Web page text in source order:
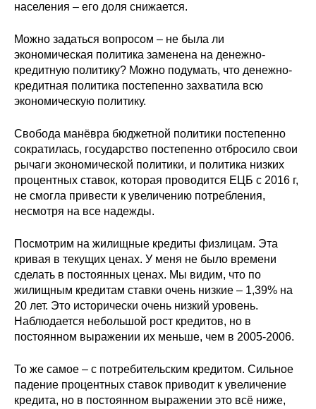
населения – его доля снижается.
Можно задаться вопросом – не была ли
экономическая политика заменена на денежно-
кредитную политику? Можно подумать, что денежно-
кредитная политика постепенно захватила всю
экономическую политику.
Свобода манёвра бюджетной политики постепенно
сократилась, государство постепенно отбросило свои
рычаги экономической политики, и политика низких
процентных ставок, которая проводится ЕЦБ с 2016 г,
не смогла привести к увеличению потребления,
несмотря на все надежды.
Посмотрим на жилищные кредиты физлицам. Эта
кривая в текущих ценах. У меня не было времени
сделать в постоянных ценах. Мы видим, что по
жилищным кредитам ставки очень низкие – 1,39% на
20 лет. Это исторически очень низкий уровень.
Наблюдается небольшой рост кредитов, но в
постоянном выражении их меньше, чем в 2005-2006.
То же самое – с потребительским кредитом. Сильное
падение процентных ставок приводит к увеличение
кредита, но в постоянном выражении это всё ниже,